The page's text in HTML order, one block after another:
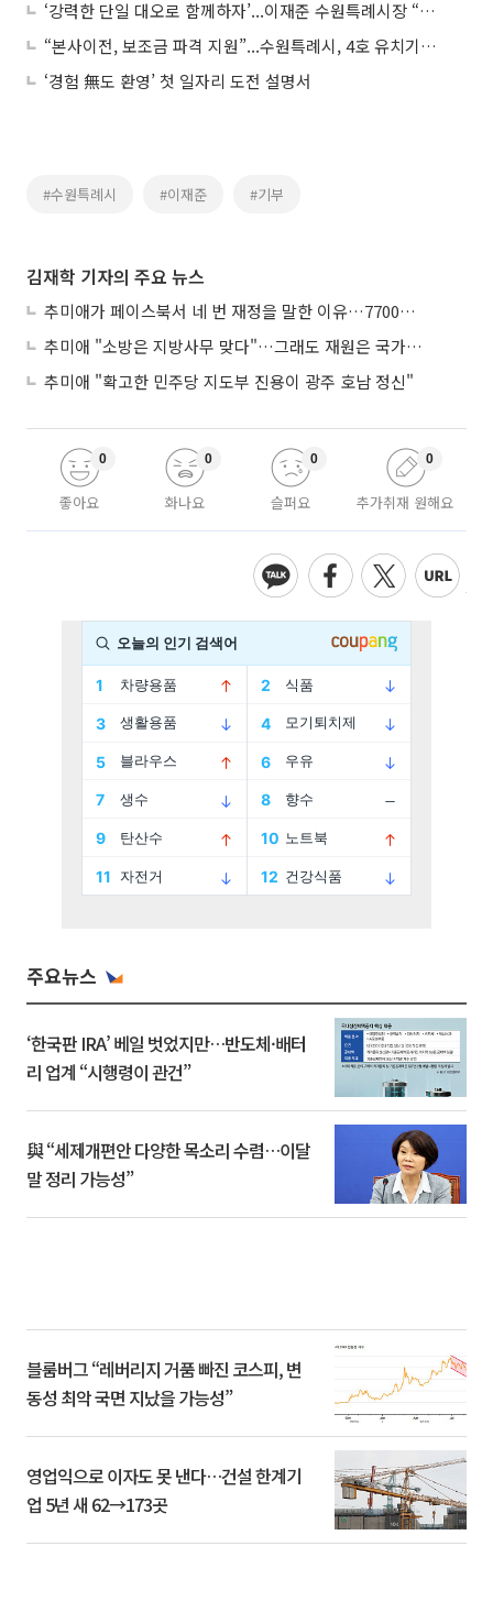
‘강력한 단일 대오로 함께하자’...이재준 수원특례시장 “민주당은 하나, 오직 민생 이재명과 전진할 것”
“본사이전, 보조금 파격 지원”...수원특례시, 4호 유치기업 ㈜우주일렉트로닉스에 투자유치 ‘보조금 5억원’ 지급
‘경험 無도 환영’ 첫 일자리 도전 설명서
#수원특례시 #이재준 #기부
김재학 기자의 주요 뉴스
추미애가 페이스북서 네 번 재정을 말한 이유…7700억 추경 열쇠는 도의회에
추미애 "소방은 지방사무 맞다"…그래도 재원은 국가가 나눠야
추미애 "확고한 민주당 지도부 진용이 광주 호남 정신"
좋아요
0
화나요
0
슬퍼요
0
추가취재 원해요
0
주요뉴스
‘한국판 IRA’ 베일 벗었지만…반도체·배터
리 업계 “시행령이 관건”
與 “세제개편안 다양한 목소리 수렴…이달
말 정리 가능성”
블룸버그 “레버리지 거품 빠진 코스피, 변
동성 최악 국면 지났을 가능성”
영업익으로 이자도 못 낸다…건설 한계기
업 5년 새 62→173곳